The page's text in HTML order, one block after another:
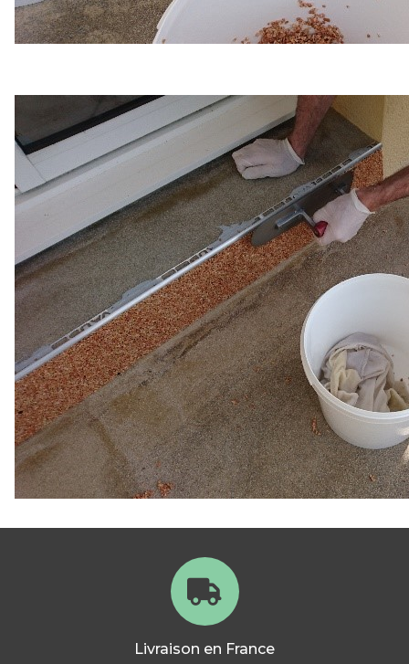
Livraison en France